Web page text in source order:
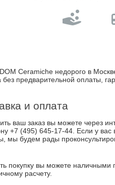
Ceramiche недорого в
предварительной оплаты,
и оплата
ваш заказ вы можете через
+7 (495) 645-17-44. Если у вас
мы будем рады
покупку вы можете наличными
расчету.